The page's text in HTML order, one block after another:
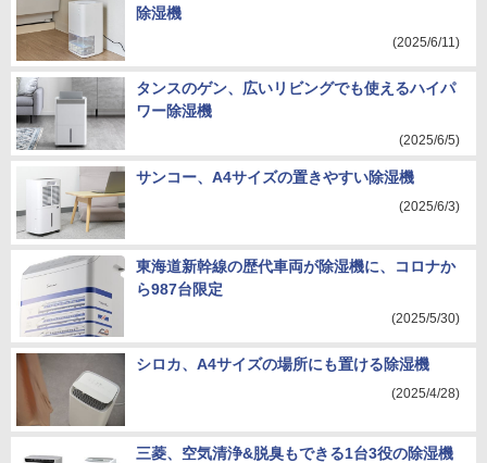
除湿機
(2025/6/11)
タンスのゲン、広いリビングでも使えるハイパ
ワー除湿機
(2025/6/5)
サンコー、A4サイズの置きやすい除湿機
(2025/6/3)
東海道新幹線の歴代車両が除湿機に、コロナか
ら987台限定
(2025/5/30)
シロカ、A4サイズの場所にも置ける除湿機
(2025/4/28)
三菱、空気清浄&脱臭もできる1台3役の除湿機